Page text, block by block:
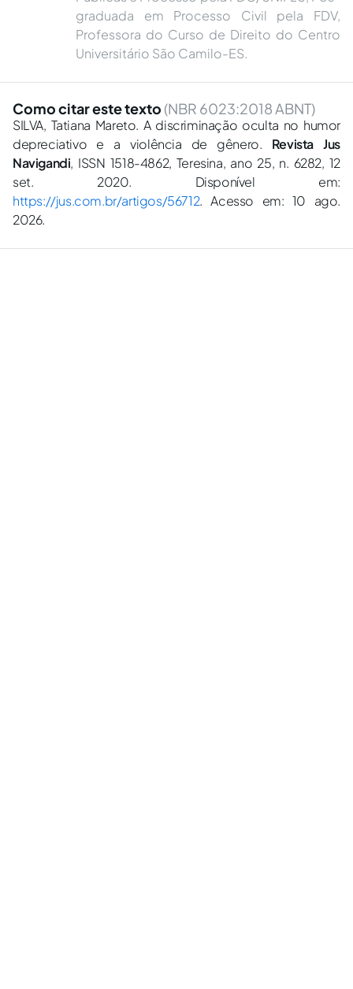
graduada em Processo Civil pela FDV,
Professora do Curso de Direito do Centro
Universitário São Camilo-ES.
Como citar este texto (NBR 6023:2018 ABNT)
SILVA, Tatiana Mareto. A discriminação oculta no humor
depreciativo e a violência de gênero. Revista Jus
Navigandi, ISSN 1518-4862, Teresina, ano 25, n. 6282, 12
set. 2020. Disponível em:
https://jus.com.br/artigos/56712. Acesso em: 10 ago.
2026.